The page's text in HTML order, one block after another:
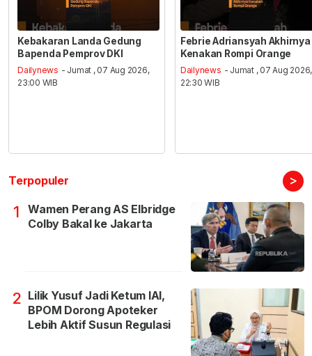
Kebakaran Landa Gedung
Bapenda Pemprov DKI
Dailynews - Jumat , 07 Aug 2026,
23:00 WIB
Febrie Adriansyah Akhirnya
Kenakan Rompi Orange
Dailynews - Jumat , 07 Aug 2026,
22:30 WIB
Terpopuler >
1
Wamen Perang AS Elbridge
Colby Bakal ke Jakarta
2 Lilik Yusuf Jadi Ketum IAI,
BPOM Dorong Apoteker
Lebih Aktif Susun Regulasi